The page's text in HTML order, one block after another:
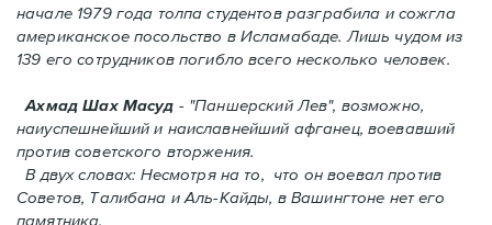
начале 1979 года толпа студентов разграбила и сожгла
американское посольство в Исламабаде. Лишь чудом из
139 его сотрудников погиблo всего несколько человек.
Ахмад Шах Масуд - "Паншерский Лев", возможно,
наиуспешнейший и наиславнейший афганец, воевавший
против советского вторжения.
В двух словах: Hесмотря на то, что он воевал против
Советов, Талибана и Аль-Кайды, в Вашингтоне нет его
памятника.